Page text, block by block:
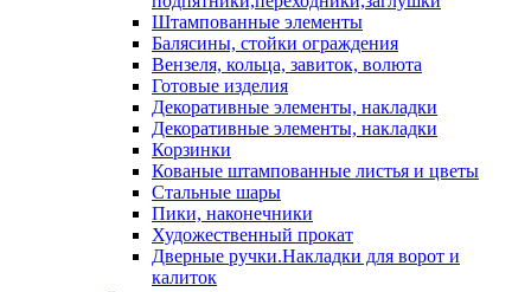
Штампованные элементы
Балясины, стойки ограждения
Вензеля, кольца, завиток, волюта
Готовые изделия
Декоративные элементы, накладки
Декоративные элементы, накладки
Корзинки
Кованые штампованные листья и цветы
Стальные шары
Пики, наконечники
Художественный прокат
Дверные ручки.Накладки для ворот и
калиток